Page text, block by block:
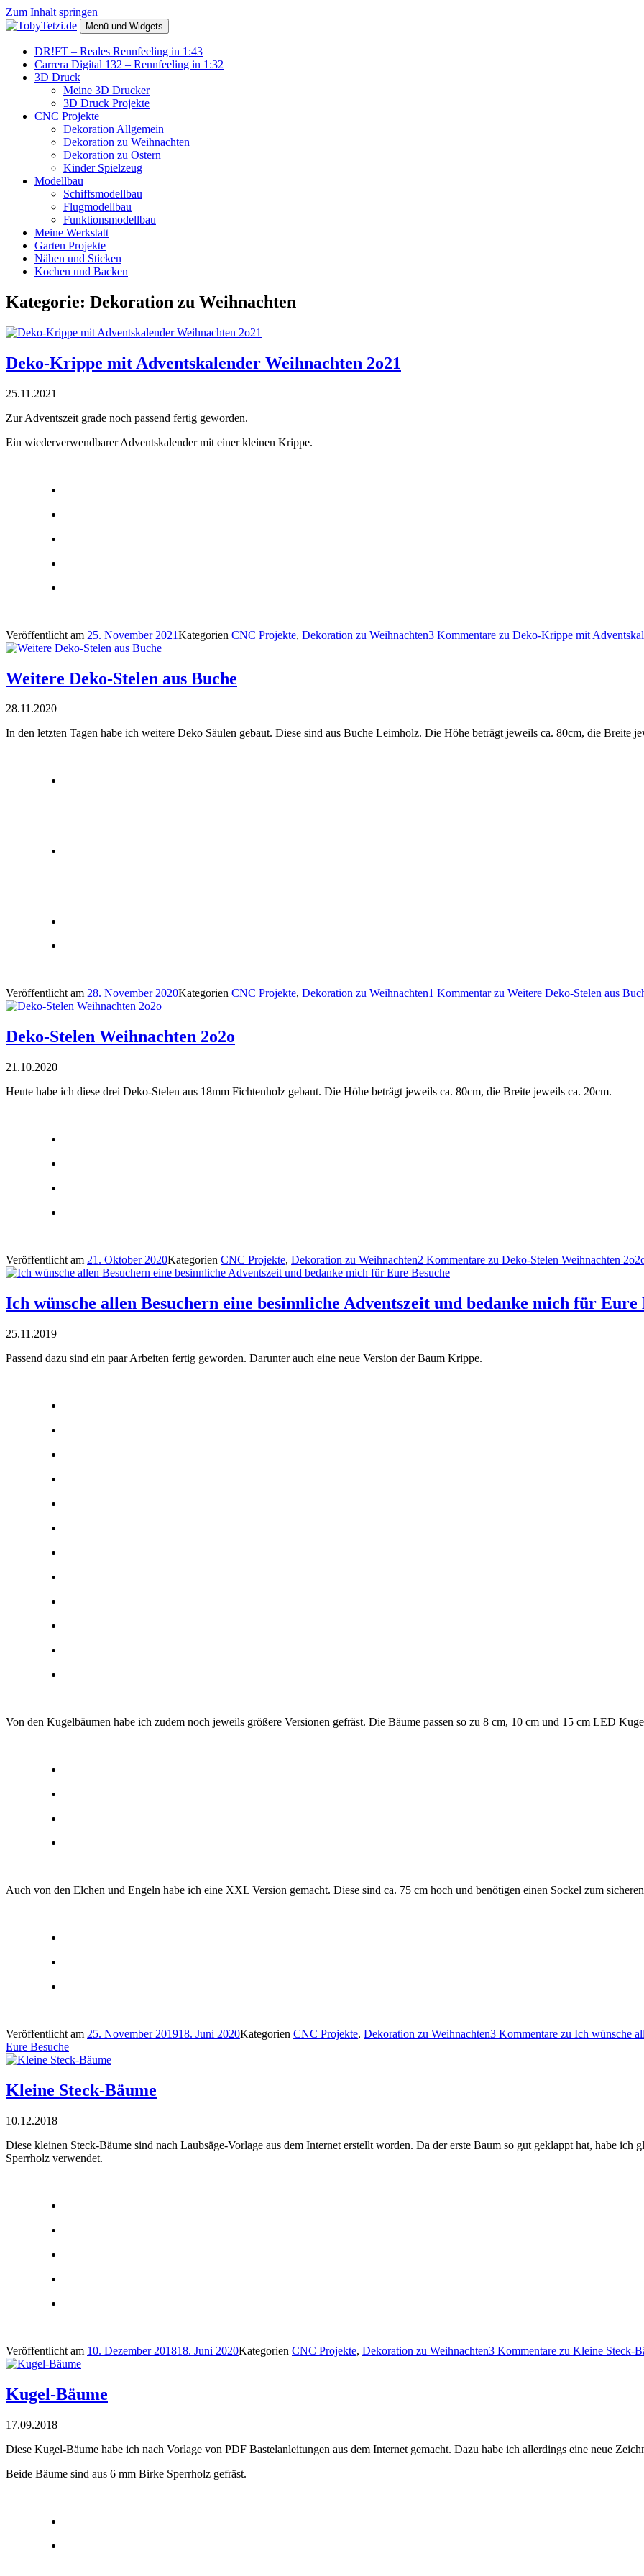
Zum Inhalt springen
TobyTetzi.de
Mein Hobby und schönes aus Holz
Menü und Widgets
DR!FT – Reales Rennfeeling in 1:43
Carrera Digital 132 – Rennfeeling in 1:32
3D Druck
Meine 3D Drucker
3D Druck Projekte
CNC Projekte
Dekoration Allgemein
Dekoration zu Weihnachten
Dekoration zu Ostern
Kinder Spielzeug
Modellbau
Schiffsmodellbau
Flugmodellbau
Funktionsmodellbau
Meine Werkstatt
Garten Projekte
Nähen und Sticken
Kochen und Backen
Kategorie: Dekoration zu Weihnachten
Deko-Krippe mit Adventskalender Weihnachten 2o21
25.11.2021
Zur Adventszeit grade noch passend fertig geworden.
Ein wiederverwendbarer Adventskalender mit einer kleinen Krippe.
Veröffentlicht am 25. November 2021Kategorien CNC Projekte, Dekoration zu Weihnachten3 Kommentare zu Deko-Krippe mit
Weitere Deko-Stelen aus Buche
28.11.2020
In den letzten Tagen habe ich weitere Deko Säulen gebaut. Diese sind aus Buche Leimholz. Die Höhe beträgt jeweils ca. 80cm, die Breite
Veröffentlicht am 28. November 2020Kategorien CNC Projekte, Dekoration zu Weihnachten1 Kommentarzu Weitere Deko-Stelen aus
Deko-Stelen Weihnachten 2o2o
21.10.2020
Heute habe ich diese drei Deko-Stelen aus 18mm Fichtenholz gebaut. Die Höhe beträgt jeweils ca. 80cm, die Breite jeweils ca. 20cm.
Veröffentlicht am 21. Oktober 2020Kategorien CNC Projekte, Dekoration zu Weihnachten2 Kommentare zu Deko-Stelen Weihnachten
Ich wünsche allen Besuchern eine besinnliche Adventszeit und bedanke mich für Eure
25.11.2019
Passend dazu sind ein paar Arbeiten fertig geworden. Darunter auch eine neue Version der Baum Krippe.
Von den Kugelbäumen habe ich zudem noch jeweils größere Versionen gefräst. Die Bäume passen so zu 8 cm, 10 cm und 15 cm LED
Auch von den Elchen und Engeln habe ich eine XXL Version gemacht. Diese sind ca. 75 cm hoch und benötigen einen Sockel zum
Veröffentlicht am 25. November 201918. Juni 2020Kategorien CNC Projekte, Dekoration zu Weihnachten3 Kommentare zu Ich wünsche
Eure Besuche
Kleine Steck-Bäume
10.12.2018
Diese kleinen Steck-Bäume sind nach Laubsäge-Vorlage aus dem Internet erstellt worden. Da der erste Baum so gut geklappt hat, habe ich
Sperrholz verwendet.
Veröffentlicht am 10. Dezember 201818. Juni 2020Kategorien CNC Projekte, Dekoration zu Weihnachten3 Kommentare zu Kleine Steck-
Kugel-Bäume
17.09.2018
Diese Kugel-Bäume habe ich nach Vorlage von PDF Bastelanleitungen aus dem Internet gemacht. Dazu habe ich allerdings eine neue
Beide Bäume sind aus 6 mm Birke Sperrholz gefräst.